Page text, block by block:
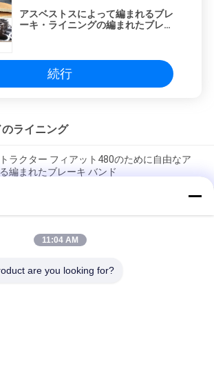
アスベストスによって編まれるブレ
ーキ・ライニングの編まれたブレー
続行
ライニング
ラクター フィアット480のために自由なア
編まれたブレーキ バンド
めの形成されたブレーキ・ライニング ロー
づいた適用範囲が広いブレーキ バンド
ための適用範囲が広い形成されたブレーキ・
11:04 AM
are you looking for?